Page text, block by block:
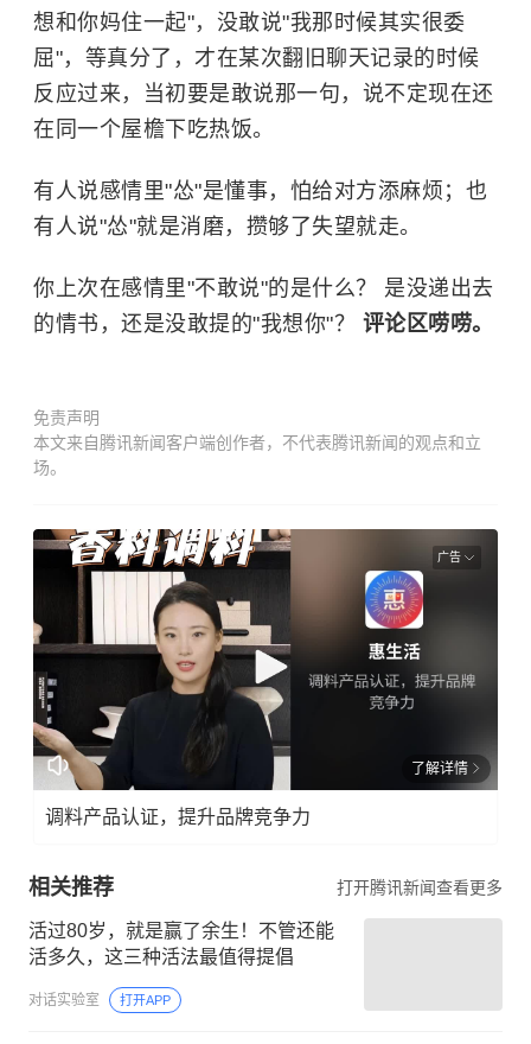
想和你妈住一起"，没敢说"我那时候其实很委
屈"，等真分了，才在某次翻旧聊天记录的时候
反应过来，当初要是敢说那一句，说不定现在还
在同一个屋檐下吃热饭。
有人说感情里"怂"是懂事，怕给对方添麻烦；也
有人说"怂"就是消磨，攒够了失望就走。
你上次在感情里"不敢说"的是什么？ 是没递出去
的情书，还是没敢提的"我想你"？ 评论区唠唠。
免责声明
本文来自腾讯新闻客户端创作者，不代表腾讯新闻的观点和立
场。
广告
了解详情
调料产品认证，提升品牌竞争力
相关推荐 打开腾讯新闻查看更多
活过80岁，就是赢了余生！不管还能
活多久，这三种活法最值得提倡
对话实验室 打开APP